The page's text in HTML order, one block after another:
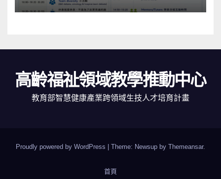
高齡福祉領域教學推動中心
教育部智慧健康產業跨領域生技人才培育計畫
Proudly powered by WordPress Theme: Newsup by Themeansar.
首頁